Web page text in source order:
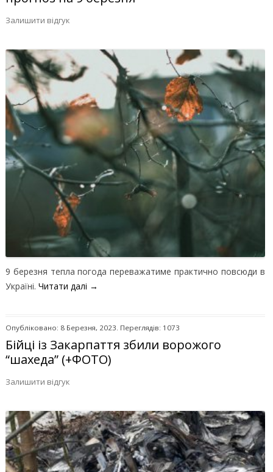
Залишити відгук
9 березня тепла погода переважатиме практично повсюди в
Україні. Читати далі →
Опубліковано: 8 Березня, 2023. Переглядів: 1073
Бійці із Закарпаття збили ворожого
“шахеда” (+ФОТО)
Залишити відгук